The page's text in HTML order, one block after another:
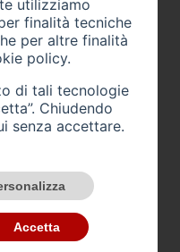
di
ad
utilizziamo
finalità tecniche
per altre finalità
policy.
di tali tecnologie
Chiudendo
senza accettare.
Accetta